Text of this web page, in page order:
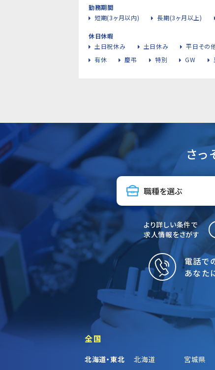
勤務期間
短期(3ヶ月以内)
長期(3ヶ月以上)
休日休暇
土日祝休み
土日休み 平日その
有休
慶弔 特別 GW
さっ
より詳しい条件で
求人情報をさがす
電話で
あなた
全国
北海道・東北 北海道 宮城県